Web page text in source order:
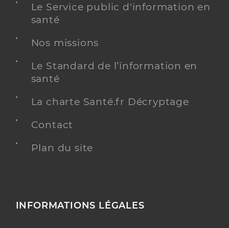
Le Service public d'information en
santé
Nos missions
Le Standard de l’information en
santé
La charte Santé.fr Décryptage
Contact
Plan du site
INFORMATIONS LÉGALES